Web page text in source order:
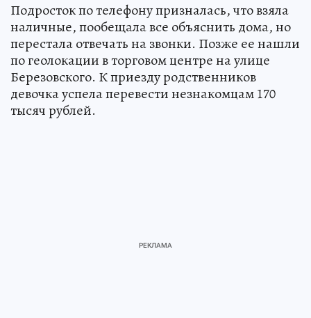
Подросток по телефону призналась, что взяла
наличные, пообещала все объяснить дома, но
перестала отвечать на звонки. Позже ее нашли
по геолокации в торговом центре на улице
Березовского. К приезду родственников
девочка успела перевести незнакомцам 170
тысяч рублей.